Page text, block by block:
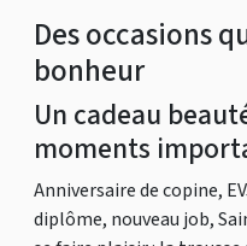
Des occasions
bonheur
Un cadeau
moments
Anniversaire de copine,
diplôme, nouveau job,